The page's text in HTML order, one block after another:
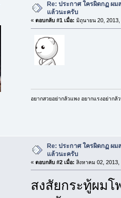
Re: ประกาศ ใครผิดกฏ ผ
แล้วนะครับ
« ตอบกลับ #1 เมื่อ: มิถุนายน 20, 2013,
อยากสวยอย่ากลัวแพง อยากแรงอย่ากลั
Re: ประกาศ ใครผิดกฏ ผ
แล้วนะครับ
« ตอบกลับ #2 เมื่อ: สิงหาคม 02, 2013,
สงสัยกระทู้ผม